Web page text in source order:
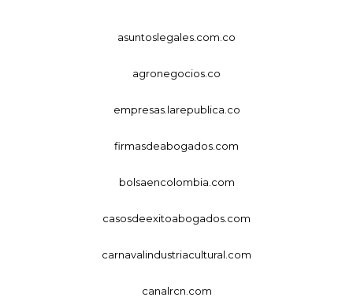
asuntoslegales.com.co
agronegocios.co
empresas.larepublica.co
firmasdeabogados.com
bolsaencolombia.com
casosdeexitoabogados.com
carnavalindustriacultural.com
canalrcn.com